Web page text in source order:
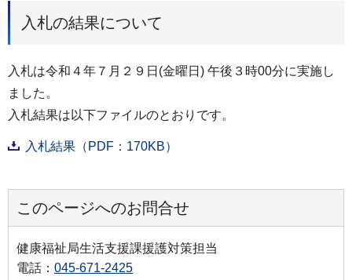
入札の結果について
入札は令和４年７月２９日(金曜日) 午後３時00分に実施し
ました。
入札結果は以下ファイルのとおりです。
入札結果（PDF：170KB）
このページへのお問合せ
健康福祉局生活支援課援護対策担当
電話： 045-671-2425